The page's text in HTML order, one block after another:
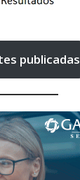
publicadas